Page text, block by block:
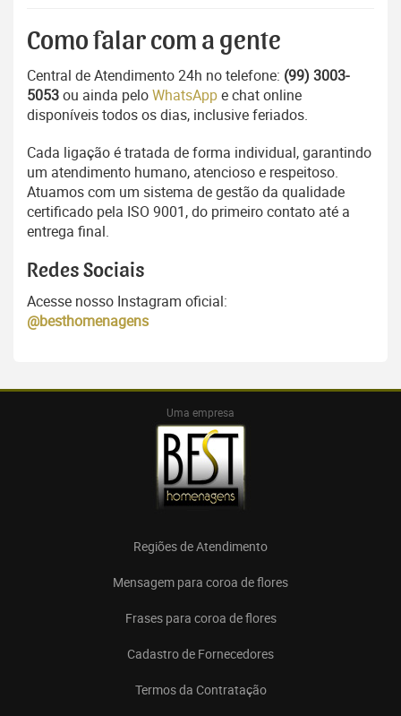
Como falar com a gente
Central de Atendimento 24h no telefone: (99) 3003-
5053ou ainda peloWhatsAppe chat online
disponíveis todos os dias, inclusive feriados.
Cada ligação é tratada de forma individual, garantindo
um atendimento humano, atencioso e respeitoso.
Atuamos com um sistema de gestão da qualidade
certificado pela ISO 9001, do primeiro contato até a
entrega final.
Redes Sociais
Acesse nosso Instagram oficial:
@besthomenagens
Uma empresa
Regiões de Atendimento
Mensagem para coroa de flores
Frases para coroa de flores
Cadastro de Fornecedores
Termos da Contratação